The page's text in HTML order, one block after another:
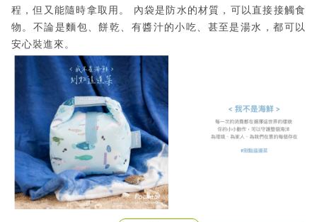
程，但又能隨時拿取用。 內袋是防水的材質，可以直接接觸食
物。不論是麵包、餅乾、有醬汁的小吃、甚至是湯水，都可以
安心裝進來。